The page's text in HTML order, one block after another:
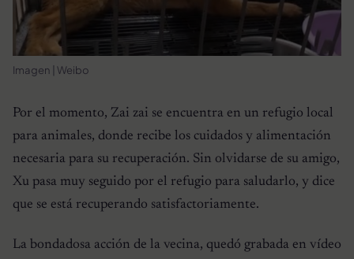
Imagen | Weibo
Por el momento, Zai zai se encuentra en un refugio local
para animales, donde recibe los cuidados y alimentación
necesaria para su recuperación. Sin olvidarse de su amigo,
Xu pasa muy seguido por el refugio para saludarlo, y dice
que se está recuperando satisfactoriamente.
La bondadosa acción de la vecina, quedó grabada en vídeo